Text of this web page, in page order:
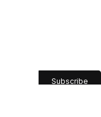
Subscribe